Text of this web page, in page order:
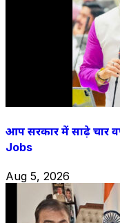
आप सरकार में साढ़े चार
Jobs
Aug 5, 2026